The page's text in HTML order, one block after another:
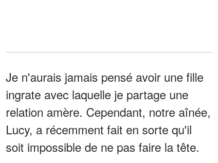
Je n'aurais jamais pensé avoir une fille
ingrate avec laquelle je partage une
relation amère. Cependant, notre aînée,
Lucy, a récemment fait en sorte qu'il
soit impossible de ne pas faire la tête.